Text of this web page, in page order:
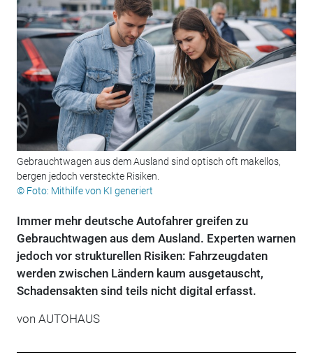
Gebrauchtwagen aus dem Ausland sind optisch oft makellos,
bergen jedoch versteckte Risiken.
© Foto: Mithilfe von KI generiert
Immer mehr deutsche Autofahrer greifen zu
Gebrauchtwagen aus dem Ausland. Experten warnen
jedoch vor strukturellen Risiken: Fahrzeugdaten
werden zwischen Ländern kaum ausgetauscht,
Schadensakten sind teils nicht digital erfasst.
von AUTOHAUS